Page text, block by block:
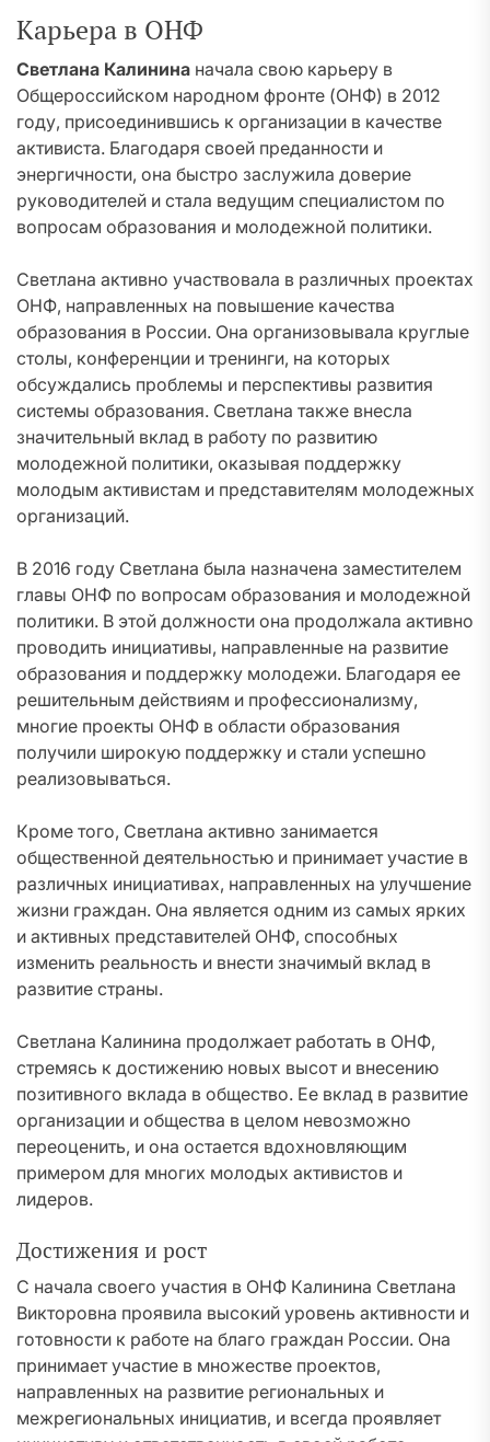
Карьера в ОНФ
Светлана Калинина начала свою карьеру в
Общероссийском народном фронте (ОНФ) в 2012
году, присоединившись к организации в качестве
активиста. Благодаря своей преданности и
энергичности, она быстро заслужила доверие
руководителей и стала ведущим специалистом по
вопросам образования и молодежной политики.
Светлана активно участвовала в различных проектах
ОНФ, направленных на повышение качества
образования в России. Она организовывала круглые
столы, конференции и тренинги, на которых
обсуждались проблемы и перспективы развития
системы образования. Светлана также внесла
значительный вклад в работу по развитию
молодежной политики, оказывая поддержку
молодым активистам и представителям молодежных
организаций.
В 2016 году Светлана была назначена заместителем
главы ОНФ по вопросам образования и молодежной
политики. В этой должности она продолжала активно
проводить инициативы, направленные на развитие
образования и поддержку молодежи. Благодаря ее
решительным действиям и профессионализму,
многие проекты ОНФ в области образования
получили широкую поддержку и стали успешно
реализовываться.
Кроме того, Светлана активно занимается
общественной деятельностью и принимает участие в
различных инициативах, направленных на улучшение
жизни граждан. Она является одним из самых ярких
и активных представителей ОНФ, способных
изменить реальность и внести значимый вклад в
развитие страны.
Светлана Калинина продолжает работать в ОНФ,
стремясь к достижению новых высот и внесению
позитивного вклада в общество. Ее вклад в развитие
организации и общества в целом невозможно
переоценить, и она остается вдохновляющим
примером для многих молодых активистов и
лидеров.
Достижения и рост
С начала своего участия в ОНФ Калинина Светлана
Викторовна проявила высокий уровень активности и
готовности к работе на благо граждан России. Она
принимает участие в множестве проектов,
направленных на развитие региональных и
межрегиональных инициатив, и всегда проявляет